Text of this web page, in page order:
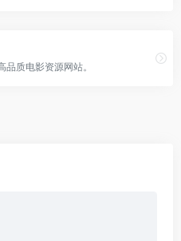
质电影资源网站。